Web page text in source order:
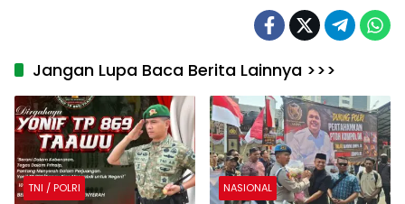
Jangan Lupa Baca Berita Lainnya >>>
TNI / POLRI NASIONAL